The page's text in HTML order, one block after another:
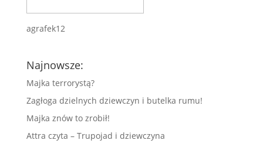
agrafek12
Najnowsze:
Majka terrorystą?
Zagłoga dzielnych dziewczyn i butelka rumu!
Majka znów to zrobił!
Attra czyta – Trupojad i dziewczyna